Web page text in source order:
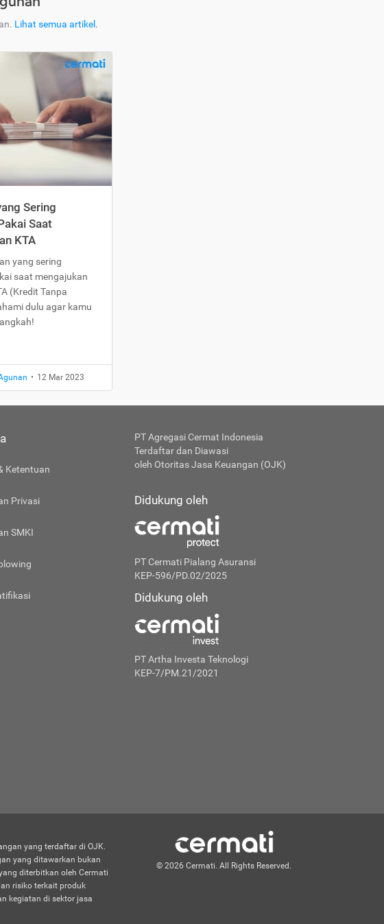
Lihat semua artikel .
Sering
Saat
KTA
yang sering
saat mengajukan
(Kredit Tanpa
dulu agar kamu
• 12 Mar 2023
Ketentuan
Privasi
SMKI
PT Agregasi Cermat Indonesia
Terdaftar dan Diawasi
oleh Otoritas Jasa Keuangan (OJK)
Didukung oleh
PT Cermati Pialang Asuransi
KEP-596/PD.02/2025
Didukung oleh
PT Artha Investa Teknologi
KEP-7/PM.21/2021
yang terdaftar di OJK.
yang ditawarkan bukan
diterbitkan oleh Cermati
risiko terkait produk
kegiatan di sektor jasa
© 2026 Cermati. All Rights Reserved.